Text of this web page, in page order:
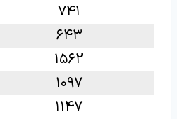
۷۴۱
۶۴۳
۱۵۶۲
۱۰۹۷
۱۱۴۷